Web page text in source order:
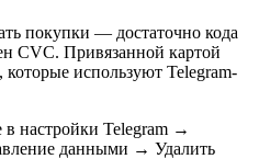
покупки — достаточно кода
CVC. Привязанной картой
используют Telegram-
в настройки Telegram →
данными → Удалить